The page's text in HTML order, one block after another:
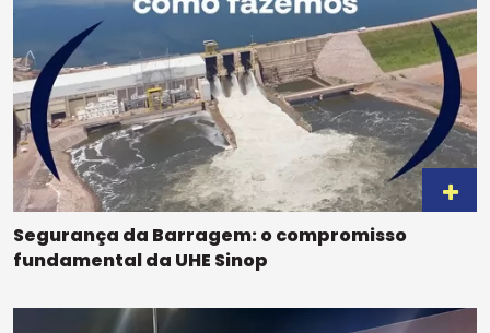
Segurança da Barragem: o compromisso
fundamental da UHE Sinop